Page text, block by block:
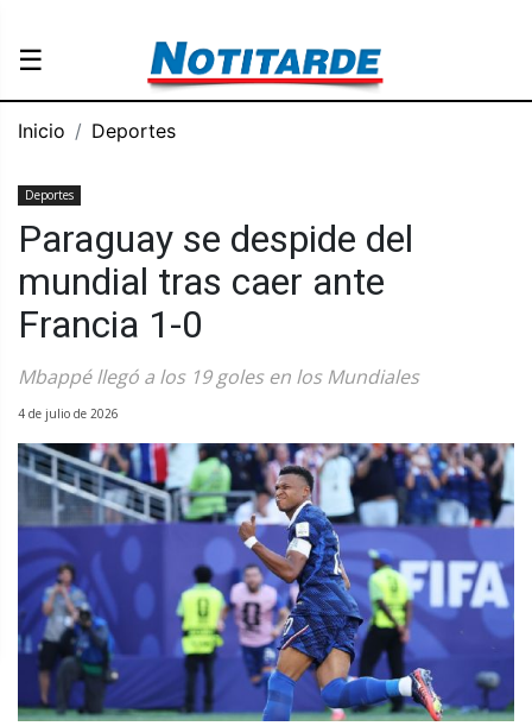
☰
Inicio Deportes
Deportes
Paraguay se despide del
mundial tras caer ante
Francia 1-0
Mbappé llegó a los 19 goles en los Mundiales
4 de julio de 2026